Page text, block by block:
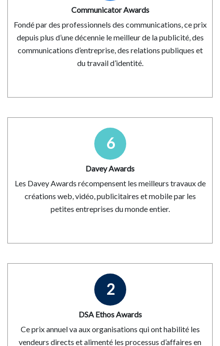
Communicator Awards
Fondé par des professionnels des communications, ce prix
depuis plus d’une décennie le meilleur de la publicité, des
communications d’entreprise, des relations publiques et
du travail d’identité.
6
Davey Awards
Les Davey Awards récompensent les meilleurs travaux de
créations web, vidéo, publicitaires et mobile par les
petites entreprises du monde entier.
2
DSA Ethos Awards
Ce prix annuel va aux organisations qui ont habilité les
vendeurs directs et alimenté les processus d’affaires en